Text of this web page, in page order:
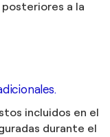
a la
incluidos en el
durante el